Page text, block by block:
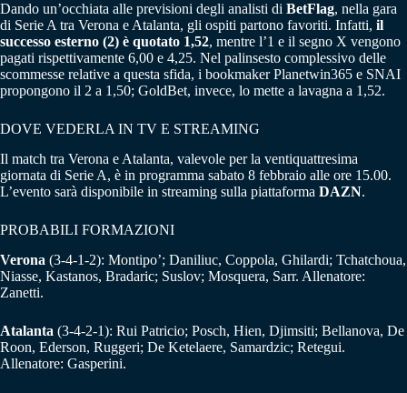
Dando un’occhiata alle previsioni degli analisti di BetFlag, nella gara
di Serie A tra Verona e Atalanta, gli ospiti partono favoriti. Infatti, il
successo esterno (2) è quotato 1,52, mentre l’1 e il segno X vengono
pagati rispettivamente 6,00 e 4,25. Nel palinsesto complessivo delle
scommesse relative a questa sfida, i bookmaker Planetwin365 e SNAI
propongono il 2 a 1,50; GoldBet, invece, lo mette a lavagna a 1,52.
DOVE VEDERLA IN TV E STREAMING
Il match tra Verona e Atalanta, valevole per la ventiquattresima
giornata di Serie A, è in programma sabato 8 febbraio alle ore 15.00.
L’evento sarà disponibile in streaming sulla piattaforma DAZN.
PROBABILI FORMAZIONI
Verona (3-4-1-2): Montipo’; Daniliuc, Coppola, Ghilardi; Tchatchoua,
Niasse, Kastanos, Bradaric; Suslov; Mosquera, Sarr. Allenatore:
Zanetti.
Atalanta (3-4-2-1): Rui Patricio; Posch, Hien, Djimsiti; Bellanova, De
Roon, Ederson, Ruggeri; De Ketelaere, Samardzic; Retegui.
Allenatore: Gasperini.